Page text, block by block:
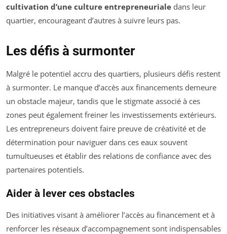
cultivation d’une culture entrepreneuriale dans leur
quartier, encourageant d’autres à suivre leurs pas.
Les défis à surmonter
Malgré le potentiel accru des quartiers, plusieurs défis restent
à surmonter. Le manque d’accès aux financements demeure
un obstacle majeur, tandis que le stigmate associé à ces
zones peut également freiner les investissements extérieurs.
Les entrepreneurs doivent faire preuve de créativité et de
détermination pour naviguer dans ces eaux souvent
tumultueuses et établir des relations de confiance avec des
partenaires potentiels.
Aider à lever ces obstacles
Des initiatives visant à améliorer l’accès au financement et à
renforcer les réseaux d’accompagnement sont indispensables